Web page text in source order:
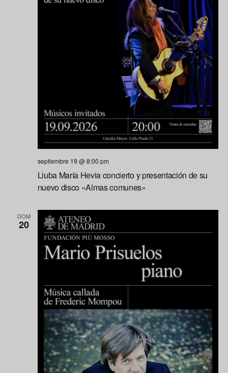
Liuba María Hevia concierto y presentación de su
nuevo disco «Almas comunes»
septiembre 19 @ 8:00 pm
DOM
20